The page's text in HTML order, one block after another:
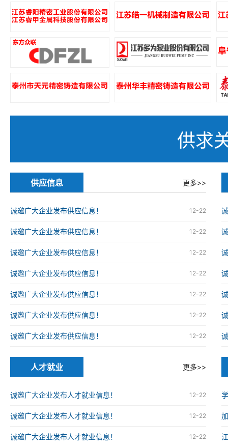
供求
供应信息 更多>>
12-22
诚邀广大企业发布供应信息！
12-22
诚邀广大企业发布供应信息！
12-22
诚邀广大企业发布供应信息！
12-22
诚邀广大企业发布供应信息！
12-22
诚邀广大企业发布供应信息！
12-22
诚邀广大企业发布供应信息！
12-22
诚邀广大企业发布供应信息！
人才就业 更多>>
12-22
诚邀广大企业发布人才就业信息！
12-22
诚邀广大企业发布人才就业信息！
12-22
诚邀广大企业发布人才就业信息！